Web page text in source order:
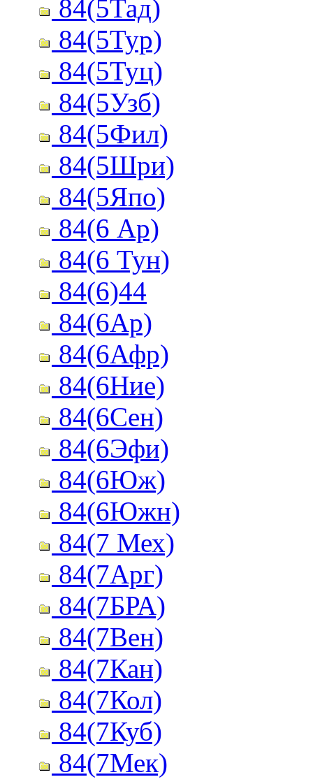
84(5Тад)
84(5Тур)
84(5Туц)
84(5Узб)
84(5Фил)
84(5Шри)
84(5Япо)
84(6 Ар)
84(6 Тун)
84(6)44
84(6Ар)
84(6Афр)
84(6Ние)
84(6Сен)
84(6Эфи)
84(6Юж)
84(6Южн)
84(7 Мех)
84(7Арг)
84(7БРА)
84(7Вен)
84(7Кан)
84(7Кол)
84(7Куб)
84(7Мек)